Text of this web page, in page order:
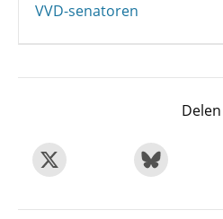
VVD-senatoren
Delen